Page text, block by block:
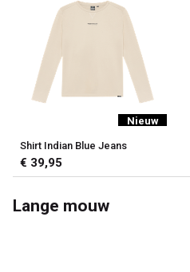
FiaLia
Kinderkleding
Nieuw
Shirt Indian Blue Jeans
€ 39,95
Lange mouw